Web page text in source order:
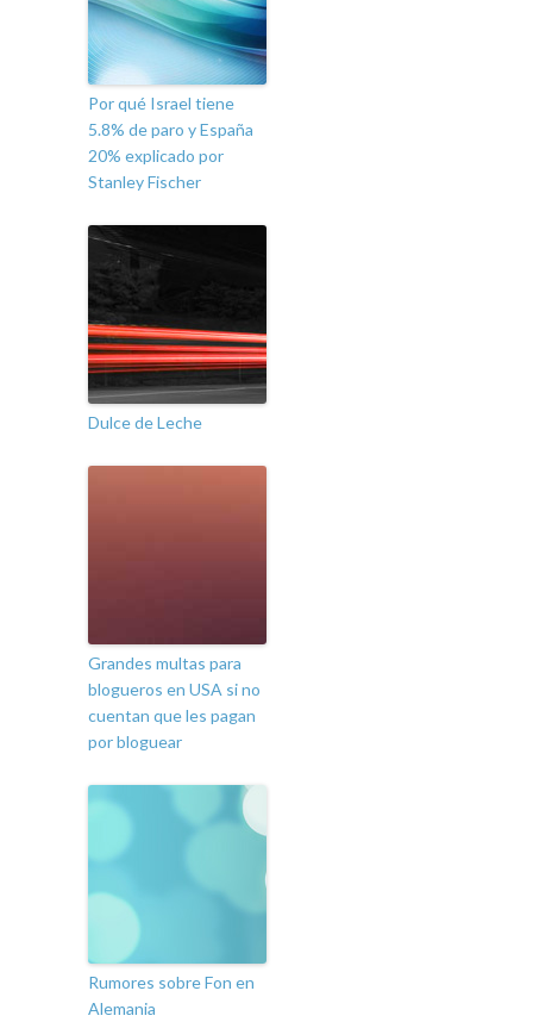
Por qué Israel tiene
5.8% de paro y España
20% explicado por
Stanley Fischer
Dulce de Leche
Grandes multas para
blogueros en USA si no
cuentan que les pagan
por bloguear
Rumores sobre Fon en
Alemania